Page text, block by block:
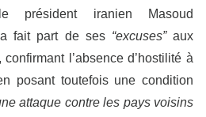
président iranien Masoud
fait part de ses “excuses”aux
l’absence d’hostilité à
posant toutefois une condition
attaque contre les pays voisins